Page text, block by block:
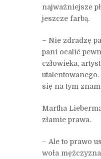
najważniejsze
jeszcze farbą.
– Nie zdradzę
pani ocalić
człowieka,
się na tym
Martha
złamie prawa.
– Ale to prawo
woła